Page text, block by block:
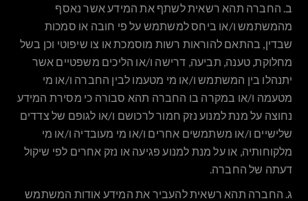
ב. החברה תהא רשאית לשתף את המידע אשר נאסף
מהמשתמש ו/או ביחס למשתמש על פי חובה או סמכות
שבדין, בהתאם להוראות רשות מוסמכת או צו שיפוטי וכן בשל
מחלוקת, טענה, תביעה, דרישה ו/או הליכים משפטיים אשר
יתנהלו בין המשתמש ו/או מי מטעמו לבין החברה ו/או מי
מטעמה ו/או במקרה בו החברה תהא סבורה כי מסירת המידע
נחוצה על מנת למנוע נזק חמור לרכושם ו/או לגופם של צדדים
שלישיים ו/או משתמשים אחרים ו/או מי מעובדיה ו/או מי
מלקוחותיה, או על מנת למנוע פגיעה או נזק אחרים לפי שיקול
דעתה של החברה.
ג. החברה תהא רשאית להעביר את המידע אודות המשתמש